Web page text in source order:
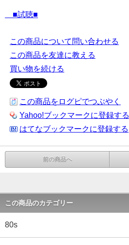
■試聴■
この商品について問い合わせる
この商品を友達に教える
買い物を続ける
この商品をログピでつぶやく
Yahoo!ブックマークに登録する
はてなブックマークに登録する
前の商品へ
この商品のカテゴリー
80s